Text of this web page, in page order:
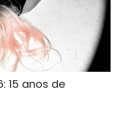
15 anos de